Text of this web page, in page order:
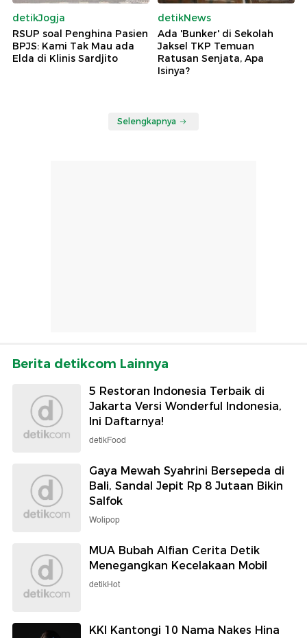
detikJogja
RSUP soal Penghina Pasien
BPJS: Kami Tak Mau ada
Elda di Klinis Sardjito
detikNews
Ada 'Bunker' di Sekolah
Jaksel TKP Temuan
Ratusan Senjata, Apa
Isinya?
Selengkapnya
Berita detikcom Lainnya
5 Restoran Indonesia Terbaik di
Jakarta Versi Wonderful Indonesia,
Ini Daftarnya!
detikFood
Gaya Mewah Syahrini Bersepeda di
Bali, Sandal Jepit Rp 8 Jutaan Bikin
Salfok
Wolipop
MUA Bubah Alfian Cerita Detik
Menegangkan Kecelakaan Mobil
detikHot
KKI Kantongi 10 Nama Nakes Hina